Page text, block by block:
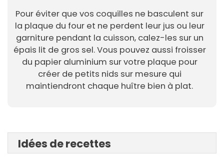
Pour éviter que vos coquilles ne basculent sur
la plaque du four et ne perdent leur jus ou leur
garniture pendant la cuisson, calez-les sur un
épais lit de gros sel. Vous pouvez aussi froisser
du papier aluminium sur votre plaque pour
créer de petits nids sur mesure qui
maintiendront chaque huître bien à plat.
Idées de recettes